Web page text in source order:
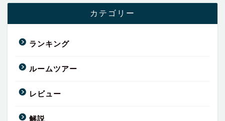
カテゴリー
ランキング
ルームツアー
レビュー
解説